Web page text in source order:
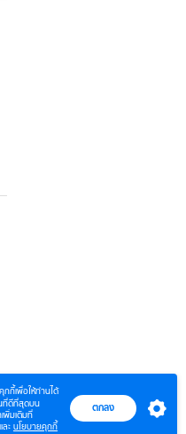
คุกกี้เพื่อให้ท่านได้
ที่ดีที่สุดบน
เพิ่มเติมที่
และ นโยบายคุกกี้
ตกลง